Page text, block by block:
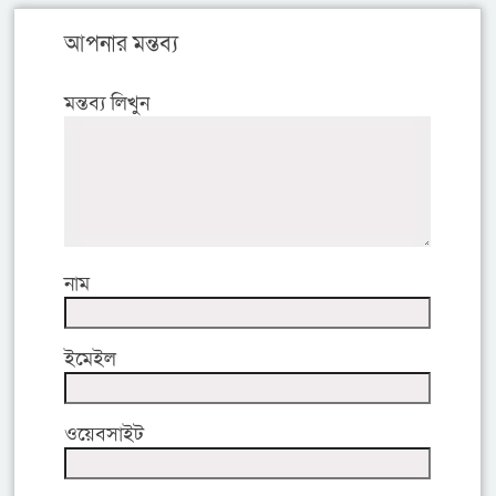
আপনার মন্তব্য
মন্তব্য লিখুন
নাম
ইমেইল
ওয়েবসাইট